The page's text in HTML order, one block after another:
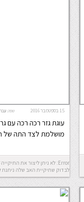
15 בספטמבר 2016 שפה:
עוגת גזר רכה רכה עם
מושלמת לצד התה של
לבדוק שתיקיית האב שלה ניתנת